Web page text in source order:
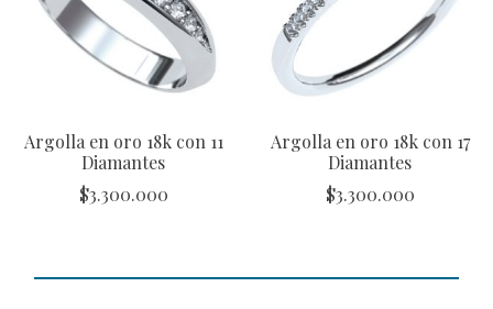
Argolla en oro 18k con 11
Diamantes
$3.300.000
Argolla en oro 18k con 17
Diamantes
$3.300.000